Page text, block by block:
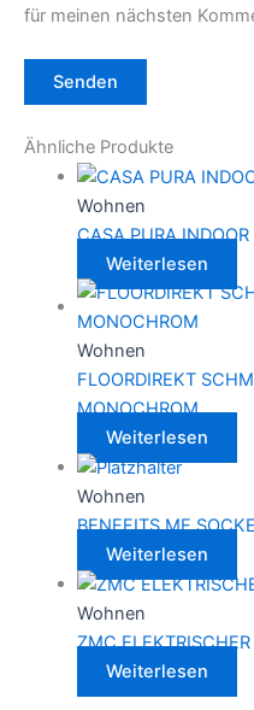
für meinen nächsten
Ähnliche Produkte
Wohnen
CASA PURA
Weiterlesen
Wohnen
FLOORDIREKT
MONOCHROM
Weiterlesen
Wohnen
BENEFITS ME
Weiterlesen
Wohnen
ZMC
Weiterlesen